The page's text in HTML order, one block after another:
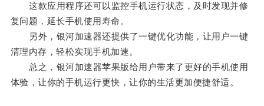
这款应用程序还可以监控手机运行状态，及时发现并修
复问题，延长手机使用寿命。
另外，银河加速器还提供了一键优化功能，让用户一键
清理内存，轻松实现手机加速。
总之，银河加速器苹果版给用户带来了更好的手机使用
体验，让你的手机运行更快，让你的生活更加便捷舒适。